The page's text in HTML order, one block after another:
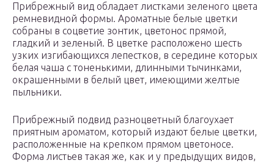
Прибрежный вид обладает листками зеленого цвета
ремневидной формы. Ароматные белые цветки
собраны в соцветие зонтик, цветонос прямой,
гладкий и зеленый. В цветке расположено шесть
узких изгибающихся лепестков, в середине которых
белая чаша с тоненькими, длинными тычинками,
окрашенными в белый цвет, имеющими желтые
пыльники.
Прибрежный подвид разноцветный благоухает
приятным ароматом, который издают белые цветки,
расположенные на крепком прямом цветоносе.
Форма листьев такая же, как и у предыдущих видов,